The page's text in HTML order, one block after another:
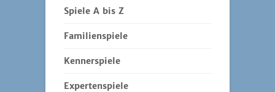
Spiele A bis Z
Familienspiele
Kennerspiele
Expertenspiele